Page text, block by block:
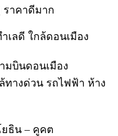
าคาดีมาก
เลดี ใกล้ดอนเมือง
มบินดอนเมือง
ทางด่วน รถไฟฟ้า ห้าง
ธิน – คูคต